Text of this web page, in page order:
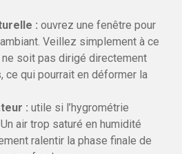
: ouvrez une fenêtre pour
Veillez simplement à ce
ne soit pas dirigé directement
ce qui pourrait en déformer la
: utile si l’hygrométrie
air trop saturé en humidité
ralentir la phase finale de